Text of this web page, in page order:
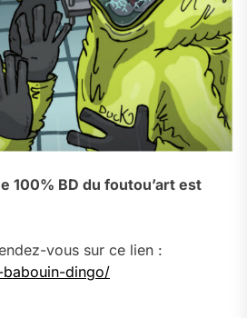
100% BD du foutou’art est
vous sur ce lien :
dingo/